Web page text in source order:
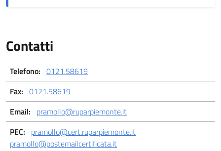
Contatti
Telefono: 0121.58619
Fax: 0121.58619
Email: pramollo@ruparpiemonte.it
PEC: pramollo@cert.ruparpiemonte.it
pramollo@postemailcertificata.it